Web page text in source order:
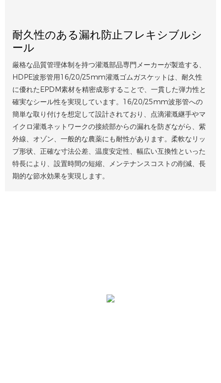
耐久性のある漏れ防止フレキシブルシ
ール
厳格な品質管理体制を持つ灌漑部品専門メーカーが製造する、
HDPE波形管用16/20/25mm灌漑ゴムガスケットは、耐久性
に優れたEPDM素材を精密成形することで、一貫した弾力性と
確実なシール性を実現しています。16/20/25mm波形管への
簡単な取り付けを想定して設計されており、点滴灌漑継手やマ
イクロ灌漑ネットワークの接続部からの漏れを防ぎながら、紫
外線、オゾン、一般的な農薬にも耐性があります。柔軟なリッ
プ形状、正確な寸法公差、温度安定性、幅広い互換性といった
特長により、設置時間の短縮、メンテナンスコストの削減、長
期的な節水効果を実現します。